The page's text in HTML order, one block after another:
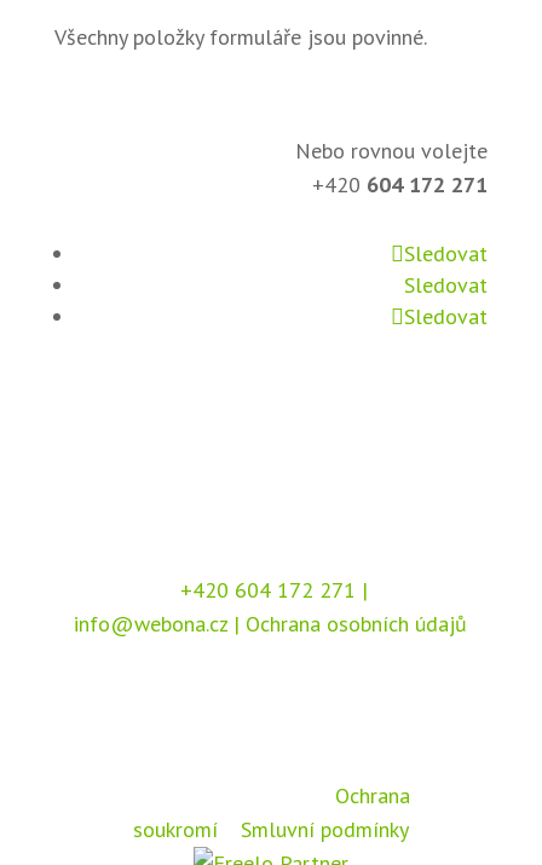
Všechny položky formuláře jsou povinné.
Nebo rovnou volejte
+420 604 172 271
Sledovat
Sledovat
Sledovat
+420 604 172 271 |
info@webona.cz | Ochrana osobních údajů
Ochrana
soukromía Smluvní podmínky